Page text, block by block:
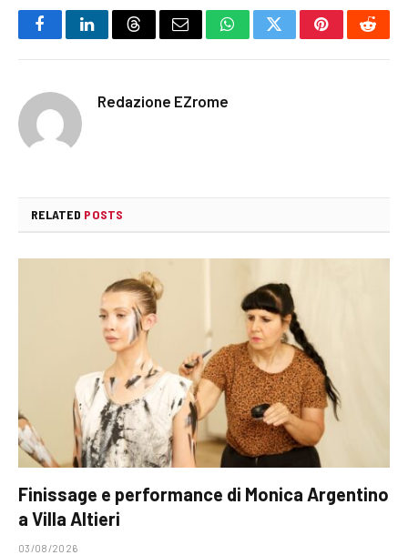
FacebookLinkedInThreadsEmail WhatsAppTwitterPinterest
Redazione EZrome
RELATED POSTS
Finissage e performance di Monica Argentino
a Villa Altieri
03/08/2026